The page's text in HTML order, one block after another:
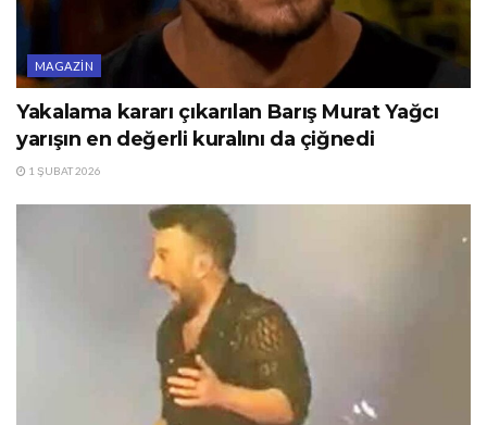
MAGAZIN
Yakalama kararı çıkarılan Barış Murat Yağcı
yarışın en değerli kuralını da çiğnedi
1 ŞUBAT 2026